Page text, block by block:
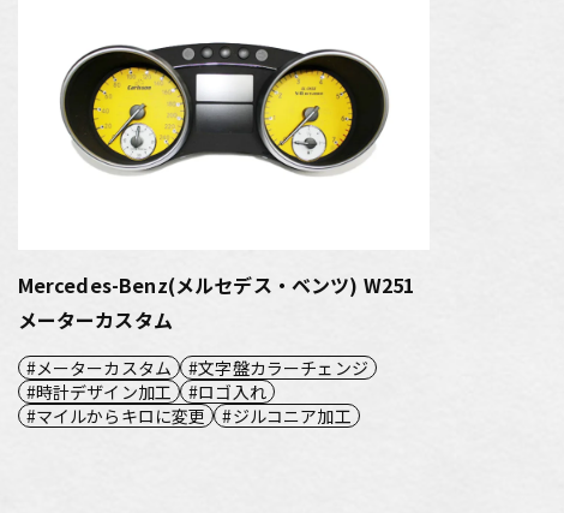
Mercedes-Benz(メルセデス・ベンツ) W251
メーターカスタム
メーターカスタム
文字盤カラーチェンジ
時計デザイン加工
ロゴ入れ
マイルからキロに変更
ジルコニア加工